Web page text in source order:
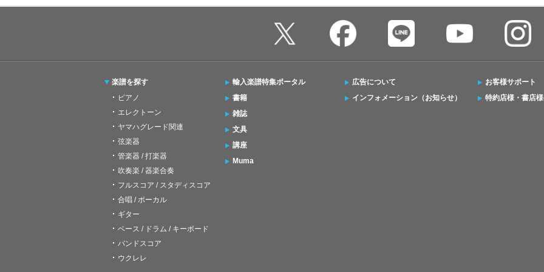
楽譜を探す
ピアノ
エレクトーン
ヤマハグレード関連
弦楽器
管楽器 / 打楽器
吹奏楽 / 器楽合奏
フルスコア / スタディスコア
合唱 / ボーカル
ギター
ベース / ドラム / キーボード
バンドスコア
ウクレレ
輸入楽譜特集ポータル
書籍
雑誌
文具
講座
Muma
広告について
インフォメーション（お知らせ）
お客様サポート
特約店様・書店